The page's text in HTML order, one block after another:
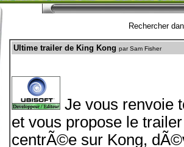
Rechercher
Ultime trailer de King Kong par Sam Fisher
Je vous renvoie
et vous propose le
centrÃ©e sur Kong,